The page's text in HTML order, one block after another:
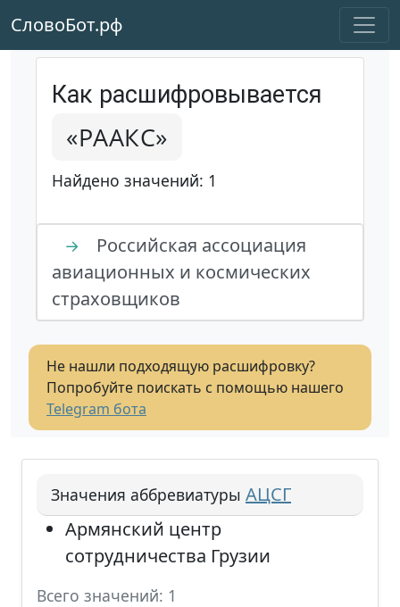
СловоБот.рф
Как расшифровывается
«РААКС»
Найдено значений: 1
→
Российская ассоциация
авиационных и космических
страховщиков
Не нашли подходящую расшифровку?
Попробуйте поискать с помощью нашего
Telegram бота
Значения аббревиатуры АЦСГ
Армянский центр
сотрудничества Грузии
Всего значений: 1